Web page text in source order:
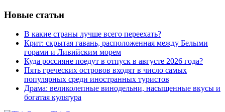
Новые статьи
В какие страны лучше всего переехать?
Крит: скрытая гавань, расположенная между Белыми
горами и Ливийским морем
Куда россияне поедут в отпуск в августе 2026 года?
Пять греческих островов входят в число самых
популярных среди иностранных туристов
Драма: великолепные винодельни, насыщенные вкусы и
богатая культура